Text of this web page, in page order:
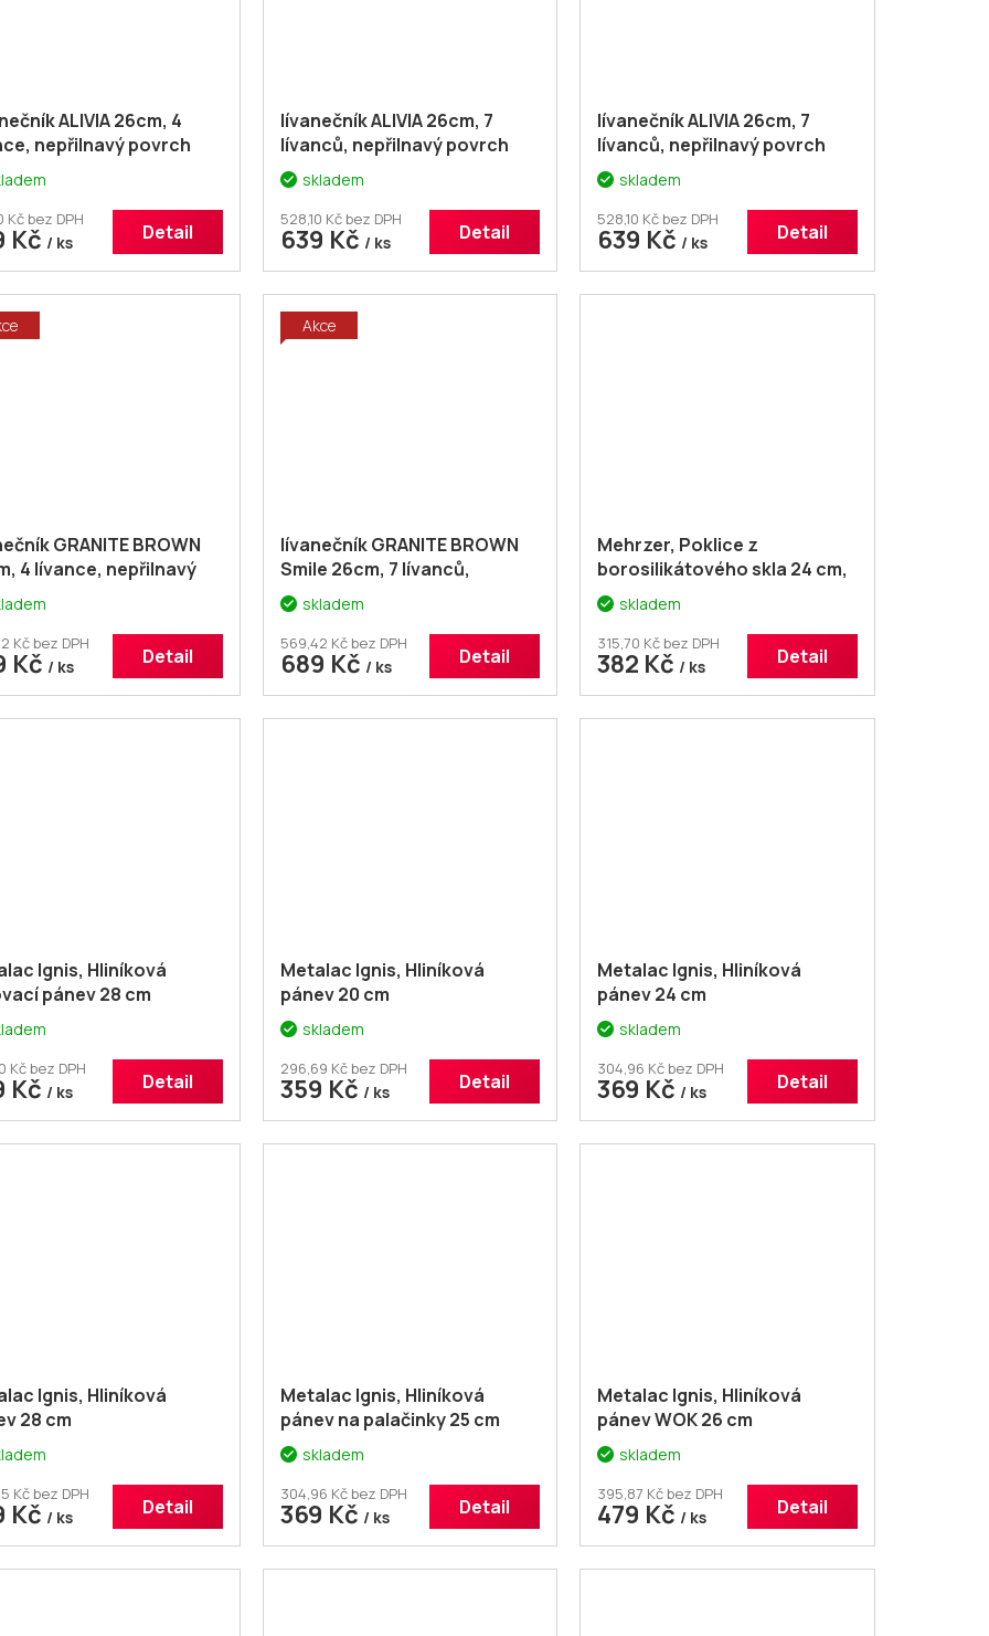
ALIVIA 26cm, 4
nepřilnavý povrch
Kč bez DPH
Kč / ks Detail
lívanečník ALIVIA 26cm, 7
lívanců, nepřilnavý povrch
skladem
528,10 Kč bez DPH
639 Kč / ks Detail
lívanečník ALIVIA 26cm, 7
lívanců, nepřilnavý povrch
skladem
528,10 Kč bez DPH
639 Kč / ks Detail
GRANITE BROWN
4 lívance, nepřilnavý
Kč bez DPH
Kč / ks Detail
Akce
lívanečník GRANITE BROWN
Smile 26cm, 7 lívanců,
nepřilnavý povrch
skladem
569,42 Kč bez DPH
689 Kč / ks Detail
Mehrzer, Poklice z
borosilikátového skla 24 cm,
odolná do 550°C, je vhodná
na všechny pánve Mehrzer 24
cm
skladem
315,70 Kč bez DPH
382 Kč / ks Detail
Ignis, Hliníková
pánev 28 cm
Kč bez DPH
Kč / ks Detail
Metalac Ignis, Hliníková
pánev 20 cm
skladem
296,69 Kč bez DPH
359 Kč / ks Detail
Metalac Ignis, Hliníková
pánev 24 cm
skladem
304,96 Kč bez DPH
369 Kč / ks Detail
Ignis, Hliníková
28 cm
Kč bez DPH
Kč / ks Detail
Metalac Ignis, Hliníková
pánev na palačinky 25 cm
skladem
304,96 Kč bez DPH
369 Kč / ks Detail
Metalac Ignis, Hliníková
pánev WOK 26 cm
skladem
395,87 Kč bez DPH
479 Kč / ks Detail